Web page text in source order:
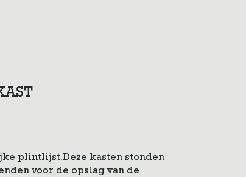
plintlijst.Deze kasten stonden
voor de opslag van de